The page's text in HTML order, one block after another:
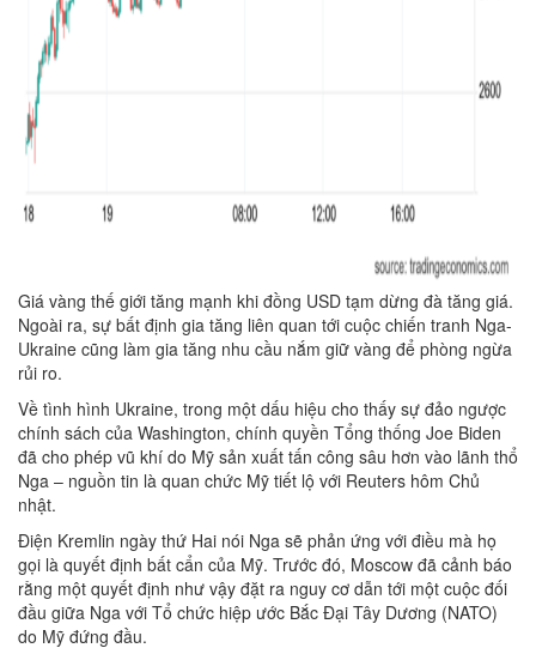
Giá vàng thế giới tăng mạnh khi đồng USD tạm dừng đà tăng giá.
Ngoài ra, sự bất định gia tăng liên quan tới cuộc chiến tranh Nga-
Ukraine cũng làm gia tăng nhu cầu nắm giữ vàng để phòng ngừa
rủi ro.
Về tình hình Ukraine, trong một dấu hiệu cho thấy sự đảo ngược
chính sách của Washington, chính quyền Tổng thống Joe Biden
đã cho phép vũ khí do Mỹ sản xuất tấn công sâu hơn vào lãnh thổ
Nga – nguồn tin là quan chức Mỹ tiết lộ với Reuters hôm Chủ
nhật.
Điện Kremlin ngày thứ Hai nói Nga sẽ phản ứng với điều mà họ
gọi là quyết định bất cẩn của Mỹ. Trước đó, Moscow đã cảnh báo
rằng một quyết định như vậy đặt ra nguy cơ dẫn tới một cuộc đối
đầu giữa Nga với Tổ chức hiệp ước Bắc Đại Tây Dương (NATO)
do Mỹ đứng đầu.